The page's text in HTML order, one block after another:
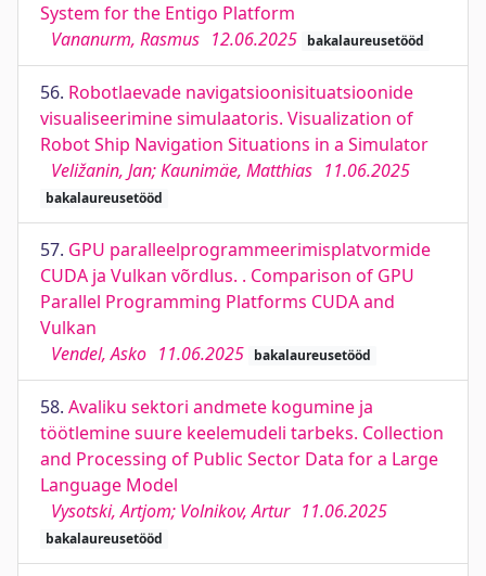
System for the Entigo Platform
Vananurm, Rasmus 12.06.2025 bakalaureusetööd
56. Robotlaevade navigatsioonisituatsioonide
visualiseerimine simulaatoris. Visualization of
Robot Ship Navigation Situations in a Simulator
Veližanin, Jan; Kaunimäe, Matthias 11.06.2025
bakalaureusetööd
57. GPU paralleelprogrammeerimisplatvormide
CUDA ja Vulkan võrdlus. . Comparison of GPU
Parallel Programming Platforms CUDA and
Vulkan
Vendel, Asko 11.06.2025 bakalaureusetööd
58. Avaliku sektori andmete kogumine ja
töötlemine suure keelemudeli tarbeks. Collection
and Processing of Public Sector Data for a Large
Language Model
Vysotski, Artjom; Volnikov, Artur 11.06.2025
bakalaureusetööd